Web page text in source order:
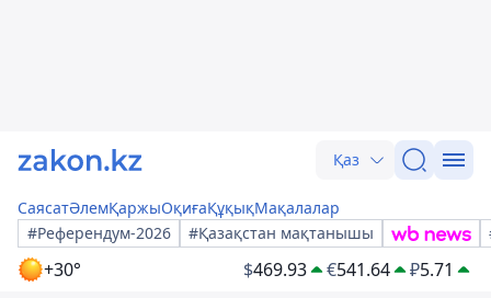
Қаз
СаясатӘлемҚаржыОқиғаҚұқықМақалалар
#Референдум-2026
#Қазақстан мақтанышы
+30° $469.93 €541.64 ₽5.71